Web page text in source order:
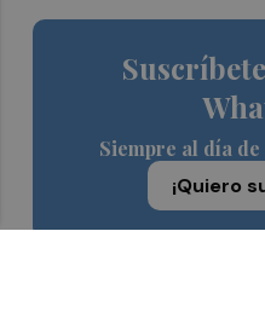
Siempre al día
¡Quiero